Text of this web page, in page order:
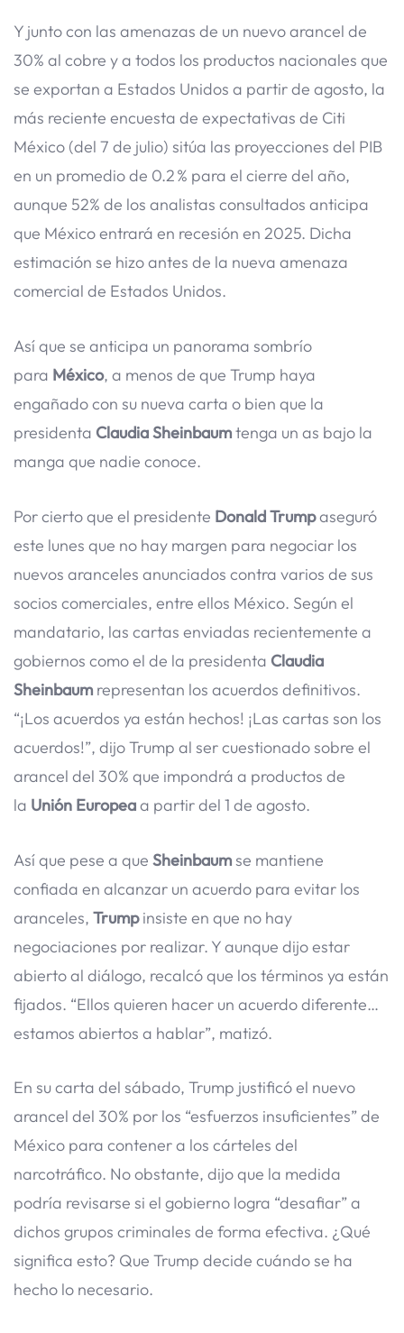
Y junto con las amenazas de un nuevo arancel de
30% al cobre y a todos los productos nacionales que
se exportan a Estados Unidos a partir de agosto, la
más reciente encuesta de expectativas de Citi
México (del 7 de julio) sitúa las proyecciones del PIB
en un promedio de 0.2 % para el cierre del año,
aunque 52% de los analistas consultados anticipa
que México entrará en recesión en 2025. Dicha
estimación se hizo antes de la nueva amenaza
comercial de Estados Unidos.
Así que se anticipa un panorama sombrío
para México, a menos de que Trump haya
engañado con su nueva carta o bien que la
presidenta Claudia Sheinbaumtenga un as bajo la
manga que nadie conoce.
Por cierto que el presidente Donald Trumpaseguró
este lunes que no hay margen para negociar los
nuevos aranceles anunciados contra varios de sus
socios comerciales, entre ellos México. Según el
mandatario, las cartas enviadas recientemente a
gobiernos como el de la presidenta Claudia
Sheinbaum representan los acuerdos definitivos.
“¡Los acuerdos ya están hechos! ¡Las cartas son los
acuerdos!”, dijo Trump al ser cuestionado sobre el
arancel del 30% que impondrá a productos de
la Unión Europeaa partir del 1 de agosto.
Así que pese a que Sheinbaumse mantiene
confiada en alcanzar un acuerdo para evitar los
aranceles, Trumpinsiste en que no hay
negociaciones por realizar. Y aunque dijo estar
abierto al diálogo, recalcó que los términos ya están
fijados. “Ellos quieren hacer un acuerdo diferente…
estamos abiertos a hablar”, matizó.
En su carta del sábado, Trump justificó el nuevo
arancel del 30% por los “esfuerzos insuficientes” de
México para contener a los cárteles del
narcotráfico. No obstante, dijo que la medida
podría revisarse si el gobierno logra “desafiar” a
dichos grupos criminales de forma efectiva. ¿Qué
significa esto? Que Trump decide cuándo se ha
hecho lo necesario.